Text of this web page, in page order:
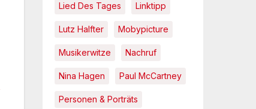
Lied Des Tages Linktipp
Lutz Halfter Mobypicture
Musikerwitze Nachruf
Nina Hagen Paul McCartney
Personen & Porträts